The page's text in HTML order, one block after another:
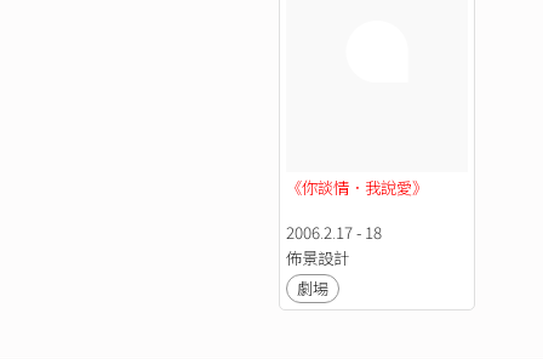
《你談情．我說愛》
2006.2.17 - 18
佈景設計
劇場